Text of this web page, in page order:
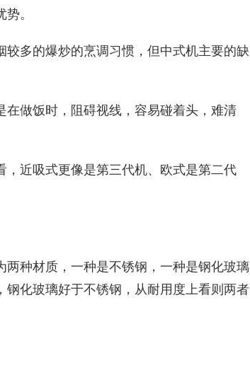
。
多的爆炒的烹调习惯，但中式机主要的缺
做饭时，阻碍视线，容易碰着头，难清
近吸式更像是第三代机、欧式是第二代
种材质，一种是不锈钢，一种是钢化玻璃
化玻璃好于不锈钢，从耐用度上看则两者